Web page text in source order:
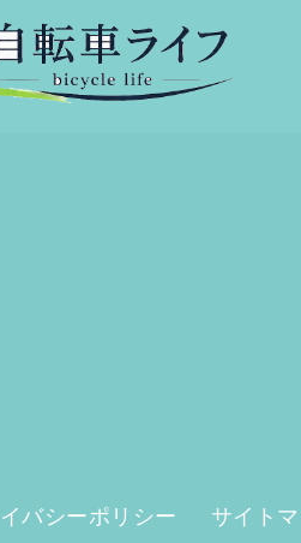
バシーポリシー サイト